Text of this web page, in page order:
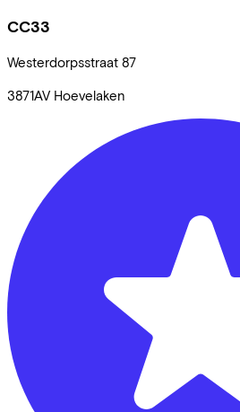
CC33
Westerdorpsstraat 87
3871AV Hoevelaken